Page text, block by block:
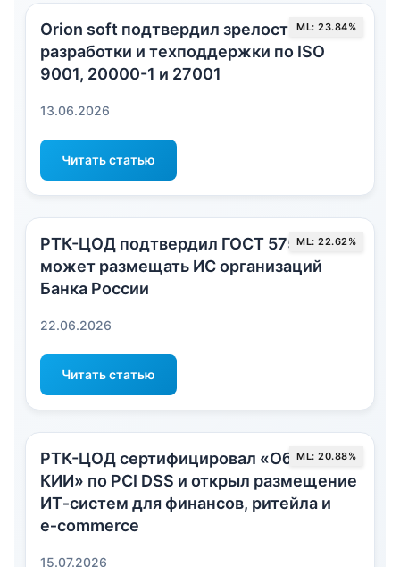
ML: 23.84%
Orion soft подтвердил зрелость
разработки и техподдержки по ISO
9001, 20000-1 и 27001
13.06.2026
Читать статью
ML: 22.62%
РТК-ЦОД подтвердил ГОСТ 57580 и
может размещать ИС организаций
Банка России
22.06.2026
Читать статью
ML: 20.88%
РТК-ЦОД сертифицировал «Облако
КИИ» по PCI DSS и открыл размещение
ИТ‑систем для финансов, ритейла и
e‑commerce
15.07.2026